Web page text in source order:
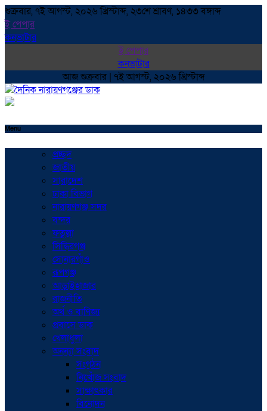
শুক্রবার, ৭ই আগস্ট, ২০২৬ খ্রিস্টাব্দ, ২৩শে শ্রাবণ, ১৪৩৩ বঙ্গাব্দ
ই পেপার
কনভাটার
ই পেপার
কনভাটার
আজ শুক্রবার | ৭ই আগস্ট, ২০২৬ খ্রিস্টাব্দ
Menu
প্রচ্ছদ
জাতীয়
সারাদেশ
ঢাকা বিভাগ
নারায়ণগঞ্জ সদর
বন্দর
ফতুল্লা
সিদ্ধিরগঞ্জ
সোনারগাঁও
রূপগঞ্জ
আড়াইহাজার
রাজনীতি
অর্থ ও বাণিজ্য
প্রবাসে ডাক
খেলাধুলা
অনন্যা সংবাদ
সংগঠন
নিখোঁজ সংবাদ
সাক্ষাৎকার
বিনোদন